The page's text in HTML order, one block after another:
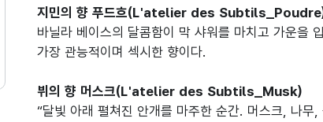
지민의 향 푸드흐(L'atelier des
바닐라 베이스의 달콤함이 막 샤워를 마치고 가운을
가장 관능적이며 섹시한 향이다.
뷔의 향 머스크(L'atelier des Subtils_Musk)
“달빛 아래 펼쳐진 안개를 마주한 순간. 머스크, 나